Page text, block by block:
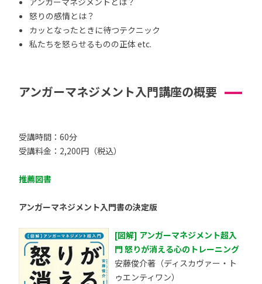
怒りの感情とは？
カッとなったときに待つテクニック
私たちを怒らせるものの正体 etc.
アンガーマネジメント入門講座の概要
受講時間：60分
受講料金：2,200円（税込）
推薦図書
アンガーマネジメント入門書の決定版
[図解] アンガーマネジメント超入
門 怒りが消える心のトレーニング
安藤俊介著（ディスカヴァー・ト
ゥエンティワン）